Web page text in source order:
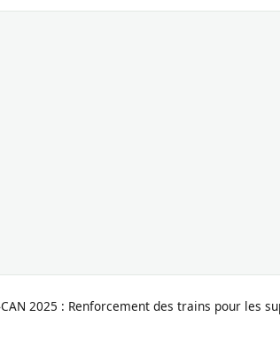
CAN 2025 : Renforcement des trains pour les